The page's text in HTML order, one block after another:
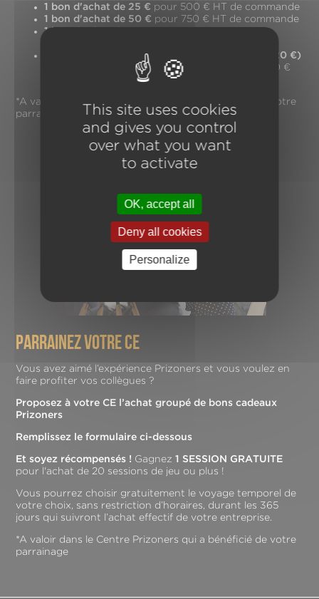
1 bon d'achat de 25 € pour 500 € HT de commande
1 bon d'achat de 50 € pour 750 € HT de commande
1 bon d'achat de 75 €
1 session pour 5 personnes (valeur indicative 120 €)
pour une commande supérieure ou égale à 1500 €
*A valoir dans le Centre Prizoners qui a bénéficié de votre
parrainage
parrainez votre ce
Vous avez aimé l’expérience Prizoners et vous voulez en
faire profiter vos collègues ?
Proposez à votre CE l’achat groupé de bons cadeaux
Prizoners
Remplissez le formulaire ci-dessous
Et soyez récompensés ! Gagnez1 SESSION GRATUITE
pour l'achat de 20 sessions de jeu ou plus !
Vous pourrez choisir gratuitement le voyage temporel de
votre choix, sans restriction d’horaires, durant les 365
jours qui suivront l’achat effectif de votre entreprise.
*A valoir dans le Centre Prizoners qui a bénéficié de votre
parrainage
This site uses cookies
and gives you control
over what you want
to activate
OK, accept all
Deny all cookies
Personalize